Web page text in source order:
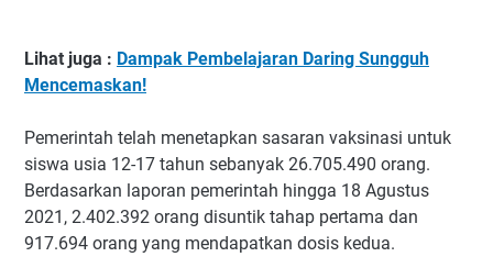
Lihat juga : Dampak Pembelajaran Daring Sungguh
Mencemaskan!
Pemerintah telah menetapkan sasaran vaksinasi untuk
siswa usia 12-17 tahun sebanyak 26.705.490 orang.
Berdasarkan laporan pemerintah hingga 18 Agustus
2021, 2.402.392 orang disuntik tahap pertama dan
917.694 orang yang mendapatkan dosis kedua.